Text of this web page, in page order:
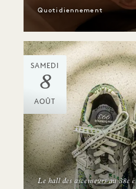
Quotidiennement
SAMEDI
8
AOÛT
Le hall des ascenseurs au 38e